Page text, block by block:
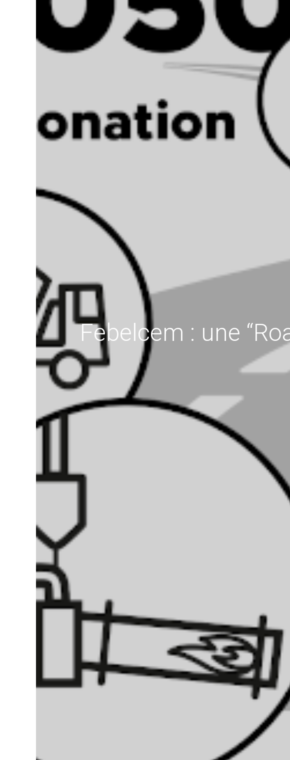
Febelcem : une